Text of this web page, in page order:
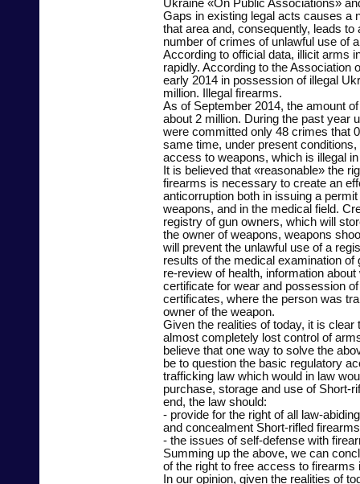
Ukraine «On Public Associations»
Gaps in existing legal acts causes a
that area and, consequently, leads to
number of crimes of unlawful use of
According to official data, illicit arms
rapidly. According to the Association
early 2014 in possession of illegal
million. Illegal firearms.
As of September 2014, the amount
about 2 million. During the past year
were committed only 48 crimes that
same time, under present
access to weapons, which is illegal
It is believed that «reasonable» the
firearms is necessary to create an
anticorruption both in issuing a
weapons, and in the medical field.
registry of gun owners, which will
the owner of weapons, weapons
will prevent the unlawful use of a
results of the medical examination of
re-review of health, information
certificate for wear and possession
certificates, where the person was
owner of the weapon.
Given the realities of today, it is clear
almost completely lost control of
believe that one way to solve the
be to question the basic regulatory
trafficking law which would in law
purchase, storage and use of Short-
end, the law should:
- provide for the right of all law-
and concealment Short-rifled
- the issues of self-defense with
Summing up the above, we can
of the right to free access to firearms
In our opinion, given the realities of